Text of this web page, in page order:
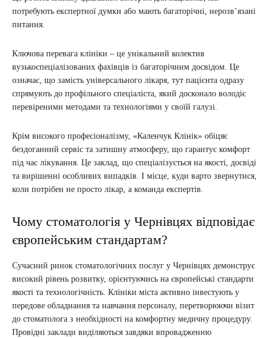
потребують експертної думки або мають багаторічні, нерозв’язані
питання.
Ключова перевага клініки – це унікальний колектив
вузькоспеціалізованих фахівців із багаторічним досвідом. Це
означає, що замість універсального лікаря, тут пацієнта одразу
спрямують до профільного спеціаліста, який досконало володіє
перевіреними методами та технологіями у своїй галузі.
Крім високого професіоналізму, «Каленчук Клінік» обіцяє
бездоганний сервіс та затишну атмосферу, що гарантує комфорт
під час лікування. Це заклад, що спеціалізується на якості, досвіді
та вирішенні особливих випадків. І місце, куди варто звернутися,
коли потрібен не просто лікар, а команда експертів.
Чому стоматологія у Чернівцях відповідає
європейським стандартам?
Сучасний ринок стоматологічних послуг у Чернівцях демонструє
високий рівень розвитку, орієнтуючись на європейські стандарти
якості та технологічність. Клініки міста активно інвестують у
передове обладнання та навчання персоналу, перетворюючи візит
до стоматолога з необхідності на комфортну медичну процедуру.
Провідні заклади виділяються завдяки впровадженню